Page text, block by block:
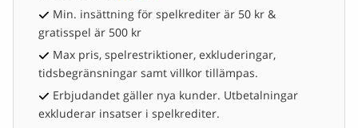
Min. insättning för spelkrediter är 50 kr &
gratisspel är 500 kr
Max pris, spelrestriktioner, exkluderingar,
tidsbegränsningar samt villkor tillämpas.
Erbjudandet gäller nya kunder. Utbetalningar
exkluderar insatser i spelkrediter.